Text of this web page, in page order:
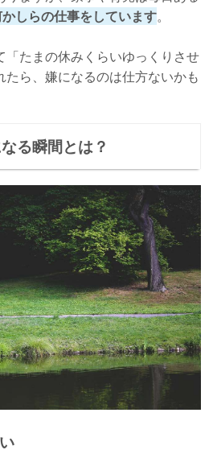
しらの仕事をしています。
「たまの休みくらいゆっくりさせ
ら、嫌になるのは仕方ないかも
る瞬間とは？